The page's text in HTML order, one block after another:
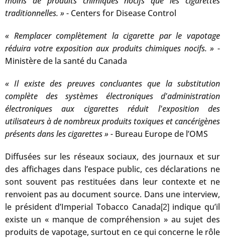
traditionnelles. »- Centers for Disease Control
« Remplacer complètement la cigarette par le vapotage
réduira votre exposition aux produits chimiques nocifs. » -
Ministère de la santé du Canada
« Il existe des preuves concluantes que la substitution
complète des systèmes électroniques d'administration
électroniques aux cigarettes réduit l'exposition des
utilisateurs à de nombreux produits toxiques et cancérigènes
présents dans les cigarettes » - Bureau Europe de l’OMS
Diffusées sur les réseaux sociaux, des journaux et sur
des affichages dans l’espace public, ces déclarations ne
sont souvent pas restituées dans leur contexte et ne
renvoient pas au document source. Dans une interview,
le président d’Imperial Tobacco Canada[2]indique qu’il
existe un « manque de compréhension » au sujet des
produits de vapotage, surtout en ce qui concerne le rôle